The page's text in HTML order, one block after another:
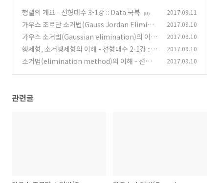
행렬의 개요 - 선형대수 3-1강 :: Data 쿡북
(0) 2017.09.11
가우스 조르단 소거법(Gauss Jordan Elimina
tion)의 이해 - 선형대수 2-3강 :: Data 쿡북
(0)
2017.09.10
가우스 소거법(Gaussian elimination)의 이해
- 선형대수 2-2강 :: Data 쿡북
(3)
2017.09.10
행제형, 소거행제형의 이해 - 선형대수 2-1강 :: D
ata 쿡북 (0)
2017.09.10
소거법(elimination method)의 이해 - 선형대
2017.09.10
관련글